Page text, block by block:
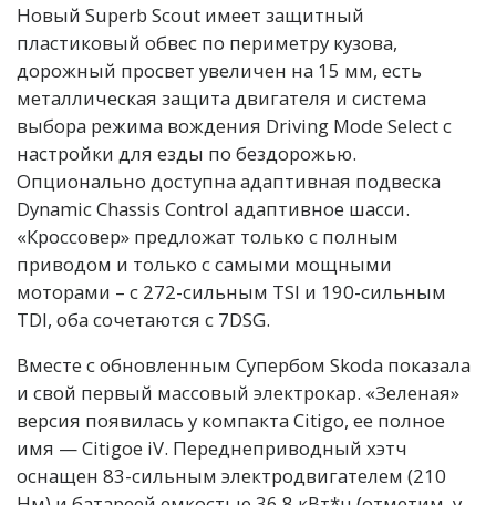
Новый Superb Scout имеет защитный
пластиковый обвес по периметру кузова,
дорожный просвет увеличен на 15 мм, есть
металлическая защита двигателя и система
выбора режима вождения Driving Mode Select с
настройки для езды по бездорожью.
Опционально доступна адаптивная подвеска
Dynamic Chassis Control адаптивное шасси.
«Кроссовер» предложат только с полным
приводом и только с самыми мощными
моторами – с 272-сильным TSI и 190-сильным
TDI, оба сочетаются с 7DSG.
Вместе с обновленным Супербом Skoda показала
и свой первый массовый электрокар. «Зеленая»
версия появилась у компакта Citigo, ее полное
имя — Citigoe iV. Переднеприводный хэтч
оснащен 83-сильным электродвигателем (210